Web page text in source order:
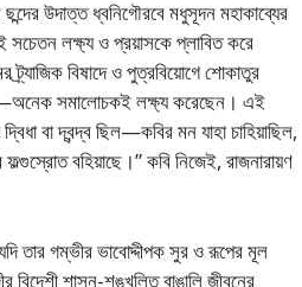
উদাত্ত ধ্বনিগৌরবে মধুসূদন মহাকাব্যের
সচেতন লক্ষ্য ও প্রয়াসকে প্লাবিত করে
ট্র্যাজিক বিষাদে ও পুত্রবিয়োগে শোকাতুর
সমালোচকই লক্ষ্য করেছেন। এই
বা দ্বন্দ্ব ছিল—কবির মন যাহা চাহিয়াছিল,
বহিয়াছে।” কবি নিজেই, রাজনারায়ণ
যদি তার গম্ভীর ভাবোদ্দীপক সুর ও রূপের মূল
বিদেশী শাসন-শৃঙ্খলিত বাঙালি জীবনের